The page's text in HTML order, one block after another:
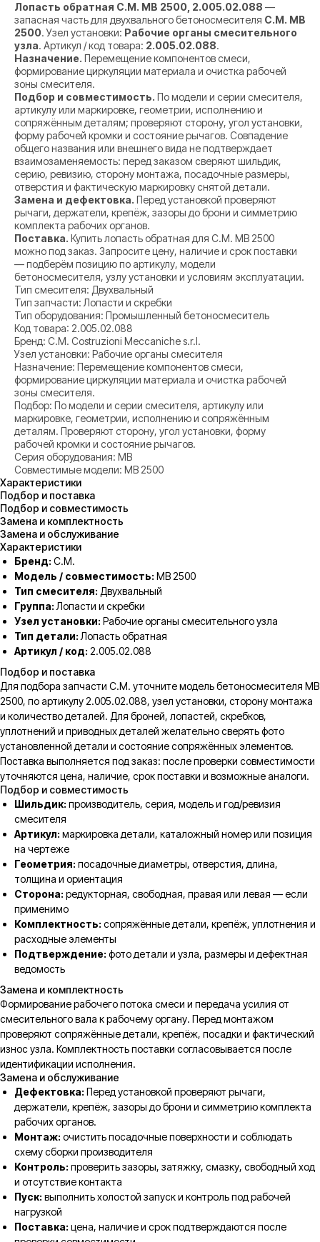
Лопасть обратная C.M. MB 2500, 2.005.02.088 —
запасная часть для двухвального бетоносмесителя C.M. MB
2500. Узел установки: Рабочие органы смесительного
узла. Артикул / код товара: 2.005.02.088.
Назначение. Перемещение компонентов смеси,
формирование циркуляции материала и очистка рабочей
зоны смесителя.
Подбор и совместимость. По модели и серии смесителя,
артикулу или маркировке, геометрии, исполнению и
сопряжённым деталям; проверяют сторону, угол установки,
форму рабочей кромки и состояние рычагов. Совпадение
общего названия или внешнего вида не подтверждает
взаимозаменяемость: перед заказом сверяют шильдик,
серию, ревизию, сторону монтажа, посадочные размеры,
отверстия и фактическую маркировку снятой детали.
Замена и дефектовка. Перед установкой проверяют
рычаги, держатели, крепёж, зазоры до брони и симметрию
комплекта рабочих органов.
Поставка. Купить лопасть обратная для C.M. MB 2500
можно под заказ. Запросите цену, наличие и срок поставки
— подберём позицию по артикулу, модели
бетоносмесителя, узлу установки и условиям эксплуатации.
Тип смесителя: Двухвальный
Тип запчасти: Лопасти и скребки
Тип оборудования: Промышленный бетоносмеситель
Код товара: 2.005.02.088
Бренд: C.M. Costruzioni Meccaniche s.r.l.
Узел установки: Рабочие органы смесителя
Назначение: Перемещение компонентов смеси,
формирование циркуляции материала и очистка рабочей
зоны смесителя.
Подбор: По модели и серии смесителя, артикулу или
маркировке, геометрии, исполнению и сопряжённым
деталям. Проверяют сторону, угол установки, форму
рабочей кромки и состояние рычагов.
Серия оборудования: MB
Совместимые модели: MB 2500
Характеристики
Подбор и поставка
Подбор и совместимость
Замена и комплектность
Замена и обслуживание
Характеристики
Бренд: C.M.
Модель / совместимость: MB 2500
Тип смесителя: Двухвальный
Группа: Лопасти и скребки
Узел установки: Рабочие органы смесительного узла
Тип детали: Лопасть обратная
Артикул / код: 2.005.02.088
Подбор и поставка
Для подбора запчасти C.M. уточните модель бетоносмесителя MB
2500, по артикулу 2.005.02.088, узел установки, сторону монтажа
и количество деталей. Для броней, лопастей, скребков,
уплотнений и приводных деталей желательно сверять фото
установленной детали и состояние сопряжённых элементов.
Поставка выполняется под заказ: после проверки совместимости
уточняются цена, наличие, срок поставки и возможные аналоги.
Подбор и совместимость
Шильдик: производитель, серия, модель и год/ревизия
смесителя
Артикул: маркировка детали, каталожный номер или позиция
на чертеже
Геометрия: посадочные диаметры, отверстия, длина,
толщина и ориентация
Сторона: редукторная, свободная, правая или левая — если
применимо
Комплектность: сопряжённые детали, крепёж, уплотнения и
расходные элементы
Подтверждение: фото детали и узла, размеры и дефектная
ведомость
Замена и комплектность
Формирование рабочего потока смеси и передача усилия от
смесительного вала к рабочему органу. Перед монтажом
проверяют сопряжённые детали, крепёж, посадки и фактический
износ узла. Комплектность поставки согласовывается после
идентификации исполнения.
Замена и обслуживание
Дефектовка: Перед установкой проверяют рычаги,
держатели, крепёж, зазоры до брони и симметрию комплекта
рабочих органов.
Монтаж: очистить посадочные поверхности и соблюдать
схему сборки производителя
Контроль: проверить зазоры, затяжку, смазку, свободный ход
и отсутствие контакта
Пуск: выполнить холостой запуск и контроль под рабочей
нагрузкой
Поставка: цена, наличие и срок подтверждаются после